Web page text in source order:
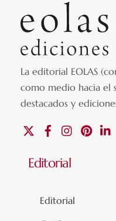
La editorial EOLAS
como medio hacia el
destacados y
FacebookInstagram
Editorial
Editorial